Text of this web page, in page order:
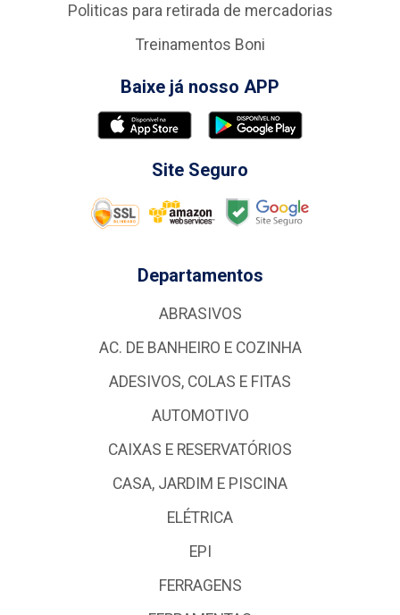
Politicas para retirada de mercadorias
Treinamentos Boni
Baixe já nosso APP
Site Seguro
Departamentos
ABRASIVOS
AC. DE BANHEIRO E COZINHA
ADESIVOS, COLAS E FITAS
AUTOMOTIVO
CAIXAS E RESERVATÓRIOS
CASA, JARDIM E PISCINA
ELÉTRICA
EPI
FERRAGENS